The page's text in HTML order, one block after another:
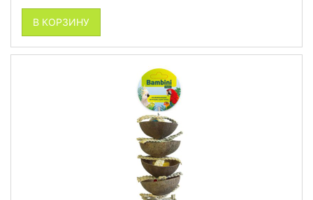
В КОРЗИНУ